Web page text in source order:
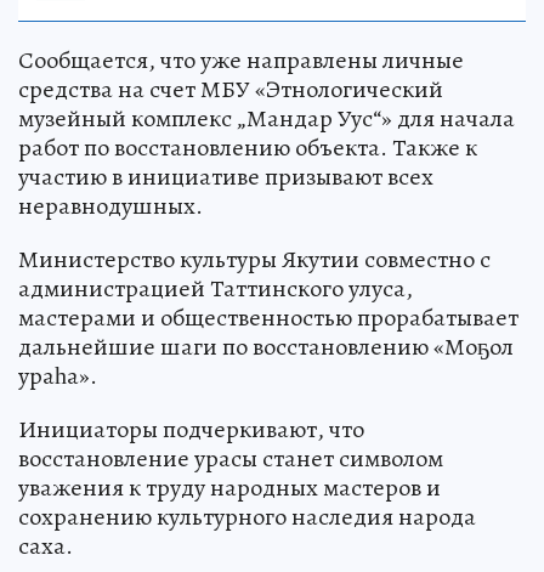
Сообщается, что уже направлены личные
средства на счет МБУ «Этнологический
музейный комплекс „Мандар Уус“» для начала
работ по восстановлению объекта. Также к
участию в инициативе призывают всех
неравнодушных.
Министерство культуры Якутии совместно с
администрацией Таттинского улуса,
мастерами и общественностью прорабатывает
дальнейшие шаги по восстановлению «Моҕол
ураһа».
Инициаторы подчеркивают, что
восстановление урасы станет символом
уважения к труду народных мастеров и
сохранению культурного наследия народа
саха.